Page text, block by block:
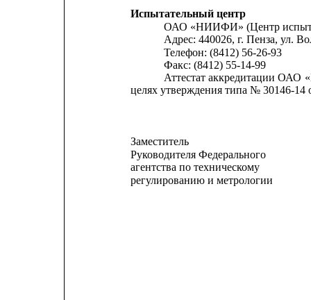
Испытательный центр
ОАО «НИИФИ» (Центр
Адрес: 440026, г. Пенза, ул.
Телефон: (8412) 56-26-93
Факс: (8412) 55-14-99
Аттестат аккредитации ОАО
целях утверждения типа № 30146-14
Заместитель
Руководителя Федерального
агентства по техническому
регулированию и метрологии